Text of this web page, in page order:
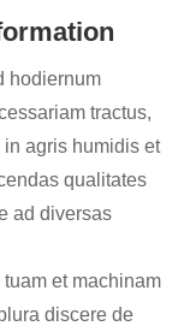
hodiernum
tractus,
agris humidis et
qualitates
ad diversas
et machinam
discere de